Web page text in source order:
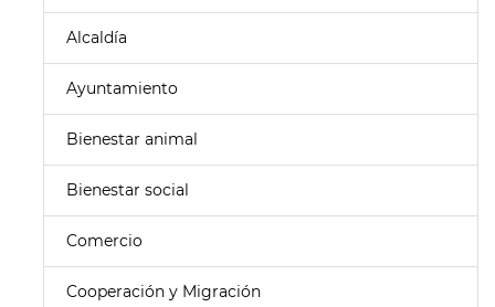
Alcaldía
Ayuntamiento
Bienestar animal
Bienestar social
Comercio
Cooperación y Migración